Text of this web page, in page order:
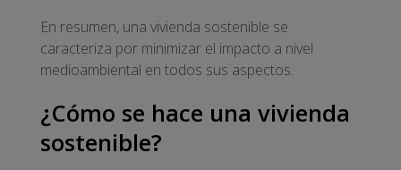
En resumen, una vivienda sostenible se
caracteriza por minimizar el impacto a nivel
medioambiental en todos sus aspectos.
¿Cómo se hace una vivienda
sostenible?